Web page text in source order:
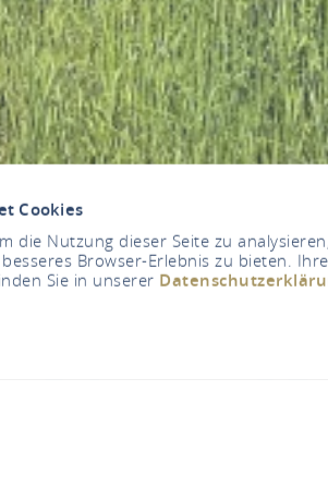
Cookies
die Nutzung dieser Seite zu
Browser-Erlebnis zu bieten.
Sie in unserer